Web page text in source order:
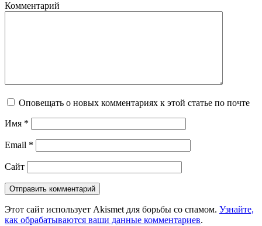
Комментарий
Оповещать о новых комментариях к этой статье по почте
Имя *
Email *
Сайт
Этот сайт использует Akismet для борьбы со спамом. Узнайте,
как обрабатываются ваши данные комментариев.